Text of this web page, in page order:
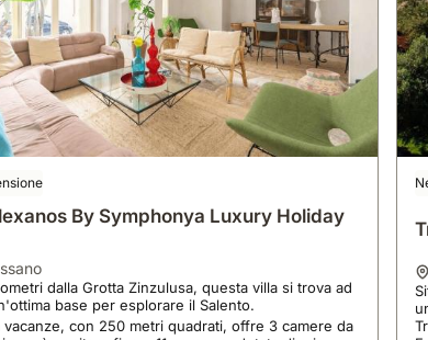
By Symphonya Luxury Holiday
dalla Grotta Zinzulusa, questa villa si trova ad
base per esplorare il Salento.
vacanze, con 250 metri quadrati, offre 3 camere da